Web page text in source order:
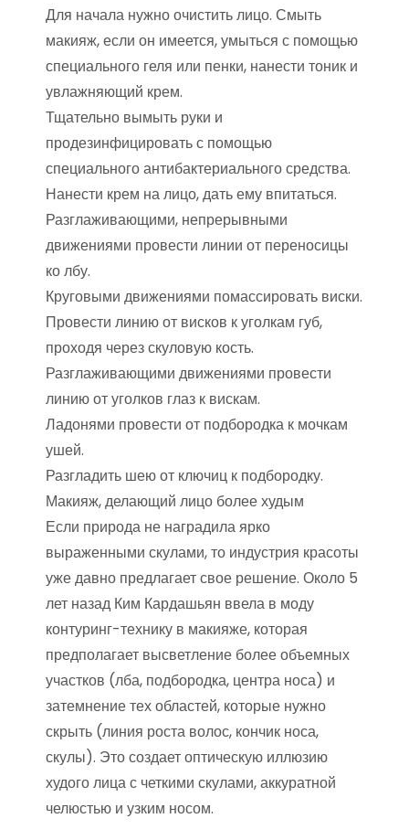
Для начала нужно очистить лицо. Смыть
макияж, если он имеется, умыться с помощью
специального геля или пенки, нанести тоник и
увлажняющий крем.
Тщательно вымыть руки и
продезинфицировать с помощью
специального антибактериального средства.
Нанести крем на лицо, дать ему впитаться.
Разглаживающими, непрерывными
движениями провести линии от переносицы
ко лбу.
Круговыми движениями помассировать виски.
Провести линию от висков к уголкам губ,
проходя через скуловую кость.
Разглаживающими движениями провести
линию от уголков глаз к вискам.
Ладонями провести от подбородка к мочкам
ушей.
Разгладить шею от ключиц к подбородку.
Макияж, делающий лицо более худым
Если природа не наградила ярко
выраженными скулами, то индустрия красоты
уже давно предлагает свое решение. Около 5
лет назад Ким Кардашьян ввела в моду
контуринг-технику в макияже, которая
предполагает высветление более объемных
участков (лба, подбородка, центра носа) и
затемнение тех областей, которые нужно
скрыть (линия роста волос, кончик носа,
скулы). Это создает оптическую иллюзию
худого лица с четкими скулами, аккуратной
челюстью и узким носом.